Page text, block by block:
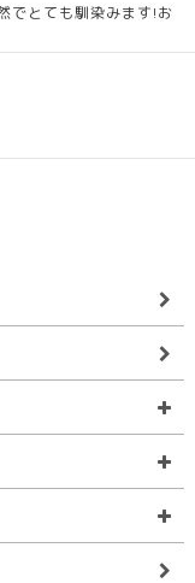
でとても馴染みます!お